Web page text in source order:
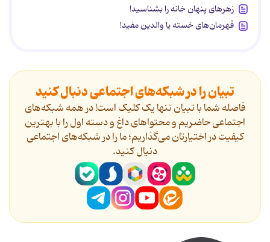
زهرهای پنهان خانه را بشناسید!
قهرمان‌های خسته یا والدین مفید!
تبیان را در شبکه‌های اجتماعی دنبال کنید
فاصله شما با تبیان تنها یک کلیک است! در همه شبکه‌های
اجتماعی حاضریم و محتواهای داغ و دسته اول را با بهترین
کیفیت در اختیارتان می‌گذاریم؛ ما را در شبکه‌های اجتماعی
دنیال کنید.